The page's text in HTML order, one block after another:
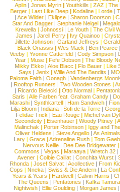
Aplin | Jonas Myrin | Youthkills | ZAZ | The
Berger |Last Like Deep |Kodaline |Lorde |
|Ace Wilder |Eklipse |Sharon Doorson |
Star And Dagger | Stephanie Neigel |
Krewella | Johnossi | Le Youth | The Civil
James | Jarell Perry | Ivy Quainoo |
Jillette Johnson | Garland Jeffreys |
Black Onassis | Wes Mack | Ben Pearce
Veeby | Yvonne Catterfeld | Cody Simpson |
Year |Muse |Fefe Dobson |The Bloody
Mikky Ekko | Aloe Blacc | Flo Bauer | Like
Says | Jenix | Wille And The Bandits | MO
Paloma Faith |Oonagh |Vandenbergs
|Rooftop Runners |Two Wooden Stones |
| Ricardo Bielecki | Otto Normal |
Saris | Alle Farben feat. Graham Candy |
Marashi | Synthkartell | Ham Sandwich |
Lilja Bloom | Indiana | Sofi de la Torre |
Felidae Trick | Eau Rouge | Michel van
Secondcity |Eisenhauer |Woody Pitney |
Malinchak |Porter Robinson | Iggy and
Oliver Heldens |Steve Angello |As Animals
Lary | Grace | Adrenaline Rush | Tom
Nervous Nellie | Dee Dee Bridgewater |
Commons |Vegas |Maraaya |Wretch 32 |
Avener | Colbie Caillat | Conchita Wurst |
Rhonda | Josef Salvat | Acollective | From
Cops | Nneka | Swiss & Die Andern | La
Years & Years |Hardwell |Calvin Harris |
The Queens | Pentatones | Kafka Tamura
Nightwish |Ellie Goulding |Morgan James